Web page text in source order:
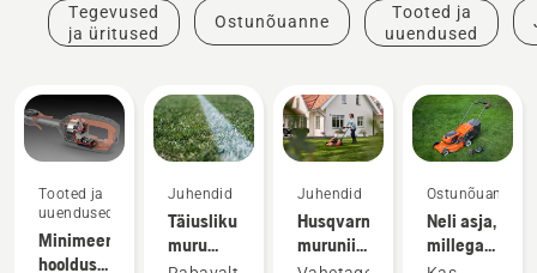
Tegevused
ja üritused
Ostunõuanne
Tooted ja
uuendused
Tooted ja
uuendused
Minimeeri
hooldusvajadust
Juhendid
Täiusliku
muru
loomine
Juhendid
Husqvarna
muruniiduki
õli
Ostunõuanne
Neli asja,
millega
muruniiduki